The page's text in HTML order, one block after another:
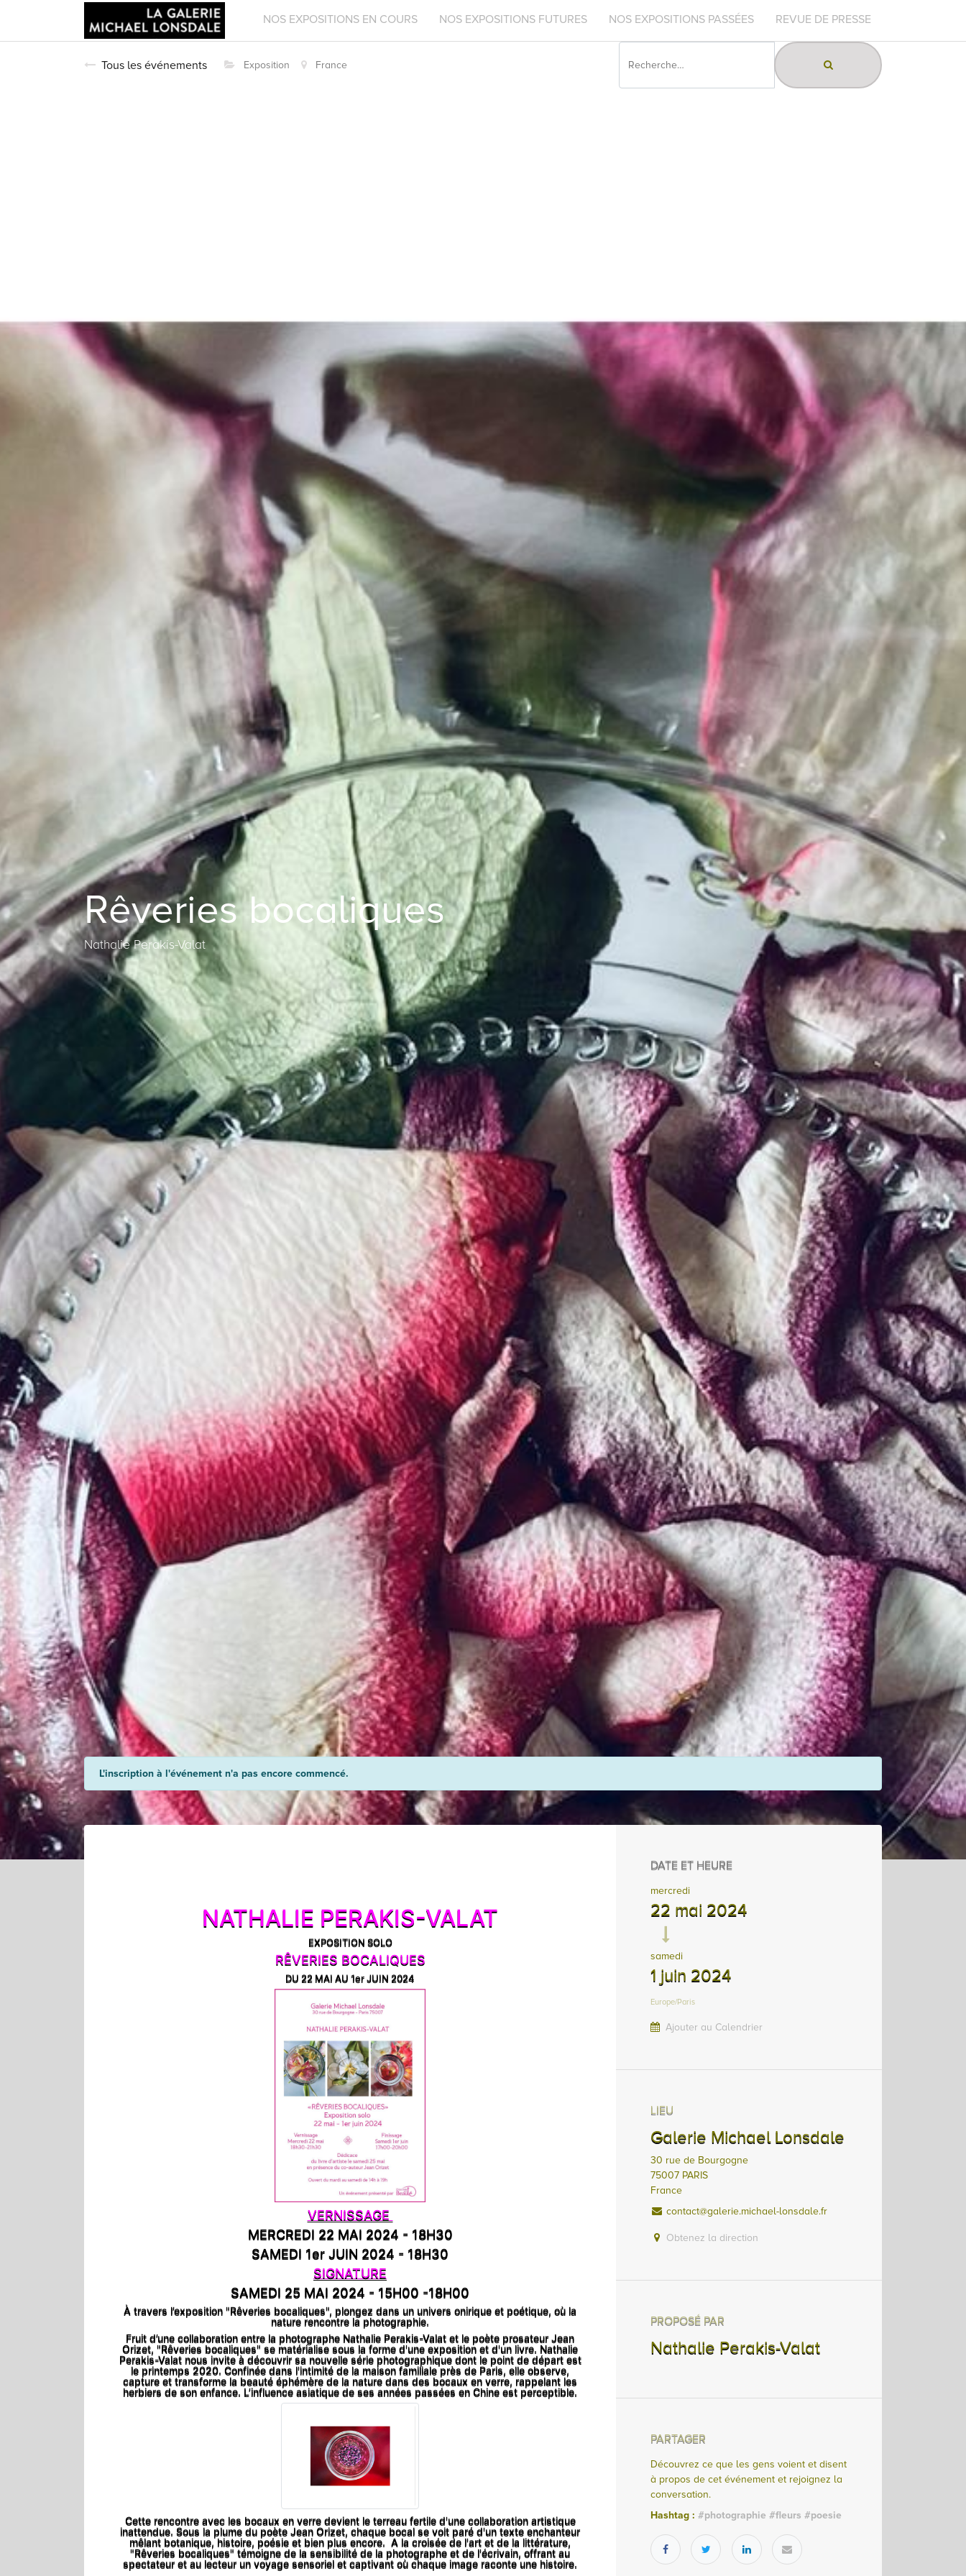
NOS EXPOSITIONS EN COURS NOS EXPOSITIONS FUTURES NOS EXPOSITIONS PASSÉES REVUE DE PRESSE
Tous les événements Exposition France
Rêveries bocaliques
Nathalie Perakis-Valat
L'inscription à l'événement n'a pas encore commencé.
NATHALIE PERAKIS-VALAT
EXPOSITION SOLO
RÊVERIES BOCALIQUES
DU 22 MAI AU 1er JUIN 2024
VERNISSAGE
MERCREDI 22 MAI 2024 - 18H30
SAMEDI 1er JUIN 2024 - 18H30
SIGNATURE
SAMEDI 25 MAI 2024 - 15H00 -18H00
À travers l’exposition "Rêveries bocaliques", plongez dans un univers onirique et poétique, où la
nature rencontre la photographie.
Fruit d’une collaboration entre la photographe Nathalie Perakis-Valat et le poète prosateur Jean
Orizet, "Rêveries bocaliques" se matérialise sous la forme d'une exposition et d'un livre. Nathalie
Perakis-Valat nous invite à découvrir sa nouvelle série photographique dont le point de départ est
le printemps 2020. Confinée dans l'intimité de la maison familiale près de Paris, elle observe,
capture et transforme la beauté éphémère de la nature dans des bocaux en verre, rappelant les
herbiers de son enfance. L’influence asiatique de ses années passées en Chine est perceptible.
Cette rencontre avec les bocaux en verre devient le terreau fertile d'une collaboration artistique
inattendue. Sous la plume du poète Jean Orizet, chaque bocal se voit paré d'un texte enchanteur
mêlant botanique, histoire, poésie et bien plus encore. A la croisée de l'art et de la littérature,
"Rêveries bocaliques" témoigne de la sensibilité de la photographe et de l'écrivain, offrant au
spectateur et au lecteur un voyage sensoriel et captivant où chaque image raconte une histoire.
DATE ET HEURE
mercredi
22 mai 2024
samedi
1 juin 2024
Europe/Paris
Ajouter au Calendrier
LIEU
Galerie Michael Lonsdale
30 rue de Bourgogne
75007 PARIS
France
contact@galerie.michael-lonsdale.fr
Obtenez la direction
PROPOSÉ PAR
Nathalie Perakis-Valat
PARTAGER
Découvrez ce que les gens voient et disent
à propos de cet événement et rejoignez la
conversation.
Hashtag : #photographie #fleurs #poesie